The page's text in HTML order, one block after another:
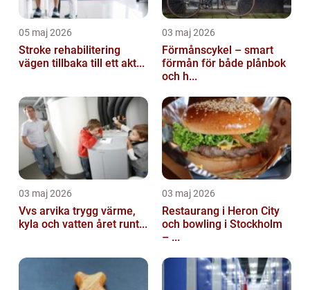
05 maj 2026
Stroke rehabilitering
vägen tillbaka till ett akt...
03 maj 2026
Förmånscykel – smart
förmån för både plånbok
och h...
03 maj 2026
Vvs arvika trygg värme,
kyla och vatten året runt...
03 maj 2026
Restaurang i Heron City
och bowling i Stockholm
– ...